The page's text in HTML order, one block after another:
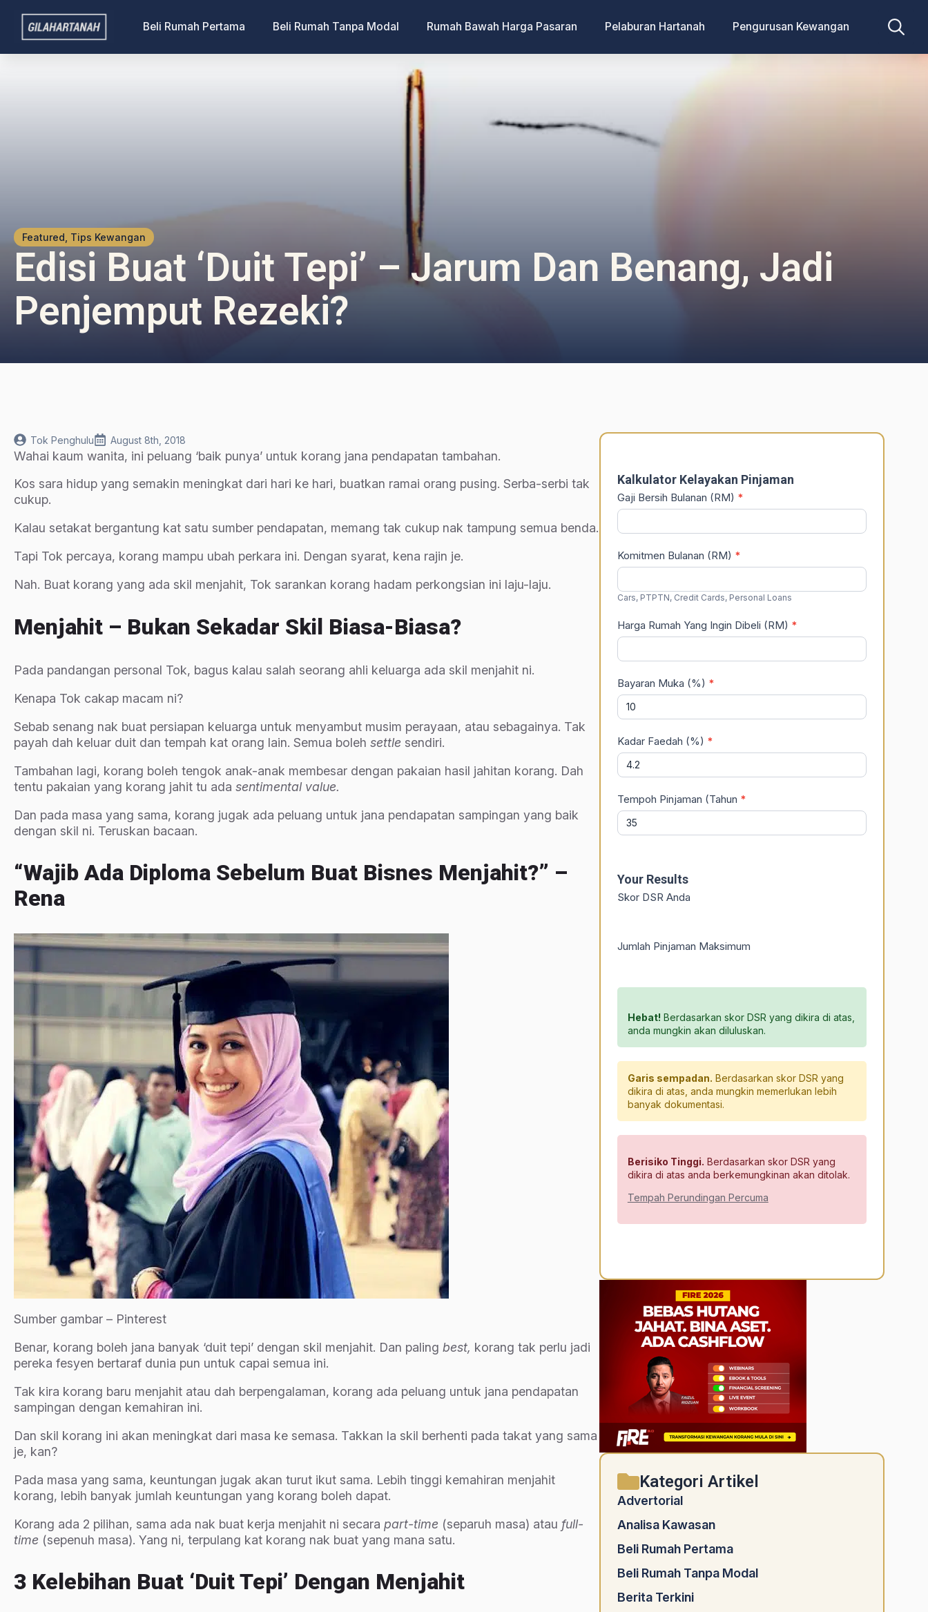
Beli Rumah Pertama Beli Rumah Tanpa Modal Rumah Bawah Harga Pasaran Pelaburan Hartanah Pengurusan Kewangan
Search
Featured, Tips Kewangan
Edisi Buat ‘duit Tepi’ – Jarum Dan Benang, Jadi
Penjemput Rezeki?
Tok Penghulu August 8th, 2018
Wahai kaum wanita, ini peluang ‘baik punya’ untuk korang jana pendapatan tambahan.
Kos sara hidup yang semakin meningkat dari hari ke hari, buatkan ramai orang pusing. Serba-serbi tak
cukup.
Kalau setakat bergantung kat satu sumber pendapatan, memang tak cukup nak tampung semua benda.
Tapi Tok percaya, korang mampu ubah perkara ini. Dengan syarat, kena rajin je.
Nah. Buat korang yang ada skil menjahit, Tok sarankan korang hadam perkongsian ini laju-laju.
Menjahit – Bukan Sekadar Skil Biasa-Biasa?
Pada pandangan personal Tok, bagus kalau salah seorang ahli keluarga ada skil menjahit ni.
Kenapa Tok cakap macam ni?
Sebab senang nak buat persiapan keluarga untuk menyambut musim perayaan, atau sebagainya. Tak
payah dah keluar duit dan tempah kat orang lain. Semua boleh settle sendiri.
Tambahan lagi, korang boleh tengok anak-anak membesar dengan pakaian hasil jahitan korang. Dah
tentu pakaian yang korang jahit tu ada sentimental value.
Dan pada masa yang sama, korang jugak ada peluang untuk jana pendapatan sampingan yang baik
dengan skil ni. Teruskan bacaan.
“Wajib Ada Diploma Sebelum Buat Bisnes Menjahit?” –
Rena
Sumber gambar – Pinterest
Benar, korang boleh jana banyak ‘duit tepi’ dengan skil menjahit. Dan paling best, korang tak perlu jadi
pereka fesyen bertaraf dunia pun untuk capai semua ini.
Tak kira korang baru menjahit atau dah berpengalaman, korang ada peluang untuk jana pendapatan
sampingan dengan kemahiran ini.
Dan skil korang ini akan meningkat dari masa ke semasa. Takkan la skil berhenti pada takat yang sama
je, kan?
Pada masa yang sama, keuntungan jugak akan turut ikut sama. Lebih tinggi kemahiran menjahit
korang, lebih banyak jumlah keuntungan yang korang boleh dapat.
Korang ada 2 pilihan, sama ada nak buat kerja menjahit ni secara part-time (separuh masa) atau full-
time (sepenuh masa). Yang ni, terpulang kat korang nak buat yang mana satu.
3 Kelebihan Buat ‘duit Tepi’ Dengan Menjahit
Calculator
Kalkulator Kelayakan Pinjaman
Gaji Bersih Bulanan (RM) *
Komitmen Bulanan (RM) *
Cars, PTPTN, Credit Cards, Personal Loans
Harga Rumah Yang Ingin Dibeli (RM) *
Bayaran Muka (%) *
Kadar Faedah (%) *
Tempoh Pinjaman (Tahun *
Your Results
Skor DSR Anda
Jumlah Pinjaman Maksimum
Hebat! Berdasarkan skor DSR yang dikira di atas,
anda mungkin akan diluluskan.
Garis sempadan. Berdasarkan skor DSR yang
dikira di atas, anda mungkin memerlukan lebih
banyak dokumentasi.
Berisiko Tinggi. Berdasarkan skor DSR yang
dikira di atas anda berkemungkinan akan ditolak.
Tempah Perundingan Percuma
Kategori Artikel
Advertorial
Analisa Kawasan
Beli Rumah Pertama
Beli Rumah Tanpa Modal
Berita Terkini